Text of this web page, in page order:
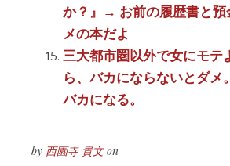
か？』→ お前の履歴書と預
メの本だよ
三大都市圏以外で女にモテ
ら、バカにならないとダメ
バカになる。
by 西園寺 貴文on